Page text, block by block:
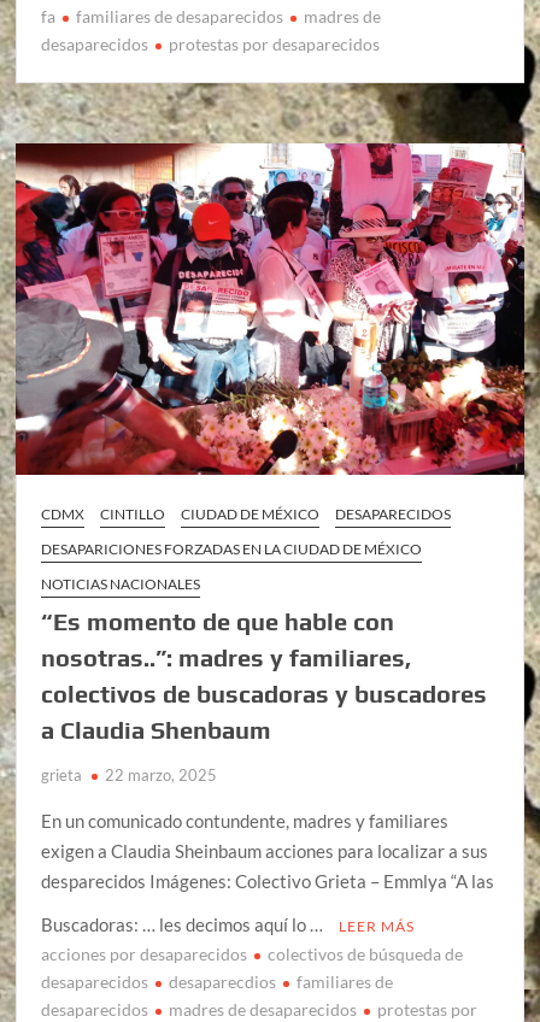
fa
familiares de desaparecidos
madres de
desaparecidos
protestas por desaparecidos
CDMX CINTILLO CIUDAD DE MÉXICO
DESAPARECIDOS
DESAPARICIONES FORZADAS EN LA CIUDAD DE MÉXICO
NOTICIAS NACIONALES
“Es momento de que hable con
nosotras..”: madres y familiares,
colectivos de buscadoras y buscadores
a Claudia Shenbaum
grieta 22 marzo, 2025
En un comunicado contundente, madres y familiares
exigen a Claudia Sheinbaum acciones para localizar a sus
desparecidos Imágenes: Colectivo Grieta – Emmlya “A las
Buscadoras: … les decimos aquí lo …
LEER MÁS
acciones por desaparecidos
colectivos de búsqueda de
desaparecidos
desaparecdios
familiares de
desaparecidos
madres de desaparecidos
protestas por